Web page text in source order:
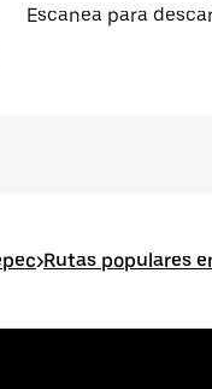
Escanea para
>Rutas populares